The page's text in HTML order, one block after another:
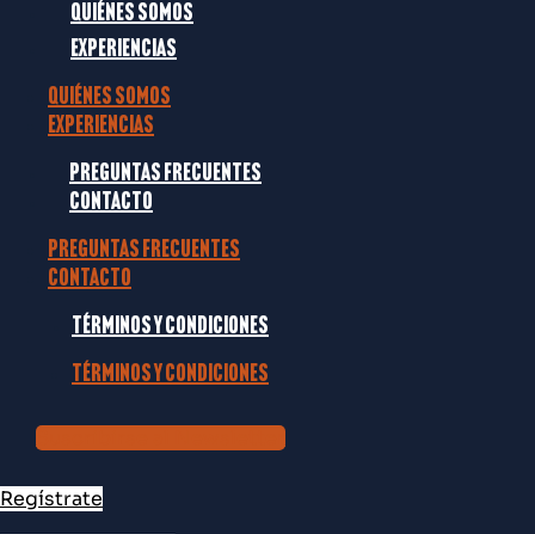
Quiénes somos
Experiencias
Quiénes somos
Experiencias
Preguntas frecuentes
Contacto
Preguntas frecuentes
Contacto
Términos y condiciones
Términos y condiciones
Suscribirse al Newsletter
Regístrate